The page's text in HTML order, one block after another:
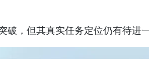
，但其真实任务定位仍有待进